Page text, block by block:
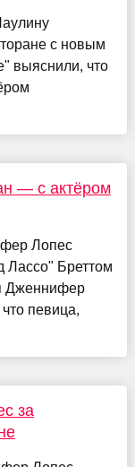
с новым
выяснили, что
— с актёром
Лопес
Лассо" Бреттом
Дженнифер
певица,
за